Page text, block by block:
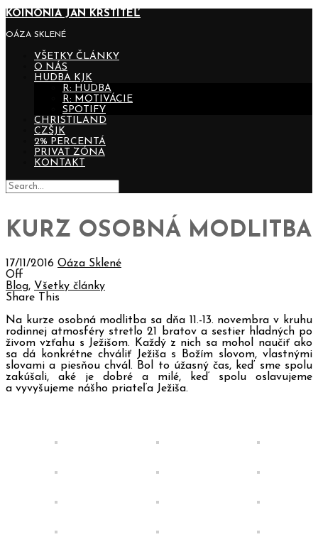
KOINONIA JÁN KRSTITEĽ
OÁZA SKLENÉ
VŠETKY ČLÁNKY
O NÁS
HUDBA KJK
R: HUDBA
R: MOTIVÁCIE
SPOTIFY
CHRISTILAND
CZŠJK
2% PERCENTÁ
PRIVAT ZÓNA
KONTAKT
KURZ OSOBNÁ MODLITBA
17/11/2016 Oáza Sklené
Off
Blog, Všetky články
Share This
Na kurze osobná modlitba sa dňa 11.-13. novembra v kruhu
rodinnej atmosféry stretlo 21 bratov a sestier hladných po
živom vzťahu s Ježišom. Každý z nich sa mohol naučiť ako
sa dá konkrétne chváliť Ježiša s Božím slovom, vlastnými
slovami a piesňou chvál. Bol to úžasný čas, keď sme spolu
zakúšali, aké je dobré a milé, keď spolu oslavujeme
a vyvyšujeme nášho priateľa Ježiša.